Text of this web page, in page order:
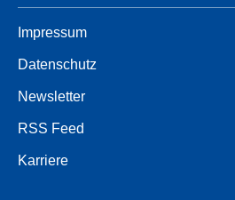
Impressum
Datenschutz
Newsletter
RSS Feed
Karriere